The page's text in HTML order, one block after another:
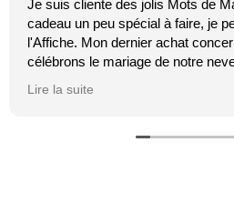
Je suis cliente des jolis Mots de
cadeau un peu spécial à faire, je
l'Affiche. Mon dernier achat
célébrons le mariage de notre
Lire la suite